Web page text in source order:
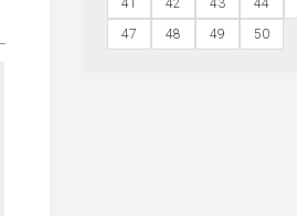
41
42 43 44
47
48 49 50